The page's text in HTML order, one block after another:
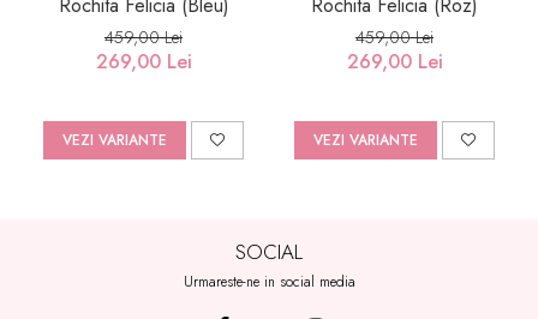
459,00 Lei
269,00 Lei
VEZI VARIANTE
459,00 Lei
269,00 Lei
VEZI VARIANTE
SOCIAL
Urmareste-ne in social media